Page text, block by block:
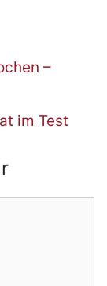
–
im Test